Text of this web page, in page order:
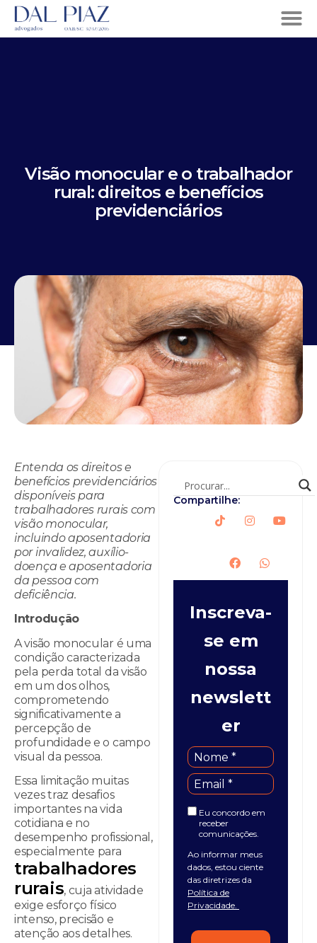
Visão monocular e o trabalhador
rural: direitos e benefícios
previdenciários
Entenda os direitos e
benefícios previdenciários
disponíveis para
trabalhadores rurais com
visão monocular,
incluindo aposentadoria
por invalidez, auxílio-
doença e aposentadoria
da pessoa com
deficiência.
Introdução
A visão monocular é uma
condição caracterizada
pela perda total da visão
em um dos olhos,
comprometendo
significativamente a
percepção de
profundidade e o campo
visual da pessoa.
Essa limitação muitas
vezes traz desafios
importantes na vida
cotidiana e no
desempenho profissional,
especialmente para
trabalhadores
rurais, cuja atividade
exige esforço físico
intenso, precisão e
atenção aos detalhes.
Compartilhe:
Inscreva-
se em
nossa
newslett
er
Eu concordo em
receber
comunicações.
Ao informar meus
dados, estou ciente
das diretrizes da
Política de
Privacidade.